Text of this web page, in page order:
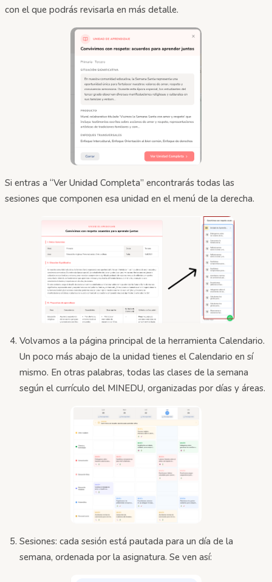
con el que podrás revisarla en más detalle.
Si entras a “Ver Unidad Completa” encontrarás todas las
sesiones que componen esa unidad en el menú de la derecha.
Volvamos a la página principal de la herramienta Calendario.
Un poco más abajo de la unidad tienes el Calendario en sí
mismo. En otras palabras, todas las clases de la semana
según el currículo del MINEDU, organizadas por días y áreas.
Sesiones: cada sesión está pautada para un día de la
semana, ordenada por la asignatura. Se ven así: